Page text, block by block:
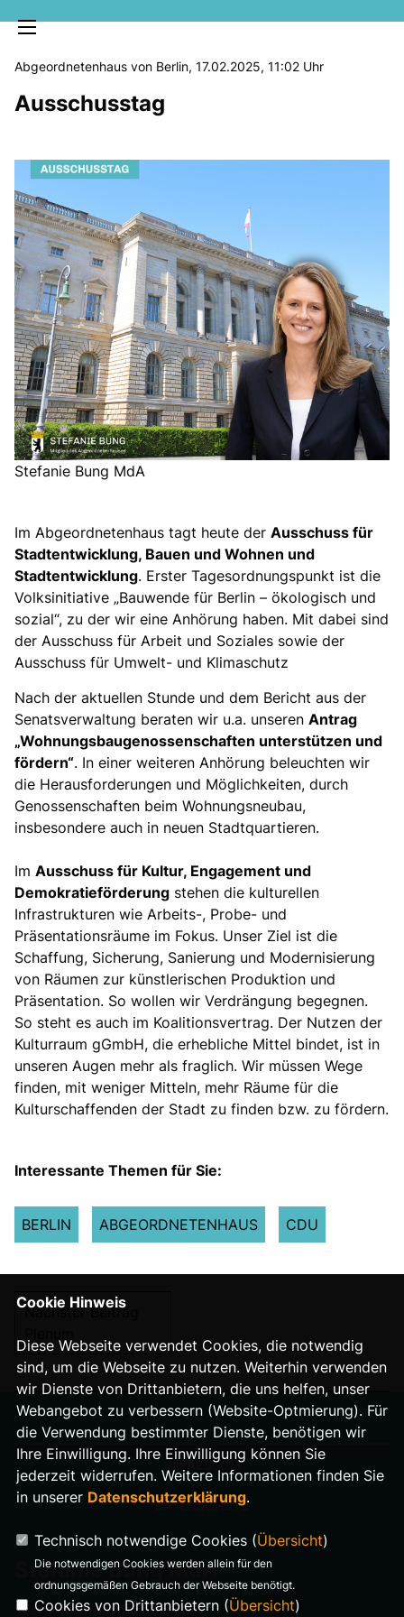
MELDUNGEN
SOZIALE MEDIEN
KLARTEXT
Abgeordnetenhaus von Berlin, 17.02.2025, 11:02 Uhr
Ausschusstag
Im Abgeordnetenhaus tagt heute der Ausschuss für
Stadtentwicklung, Bauen und Wohnen und
Stadtentwicklung. Erster Tagesordnungspunkt ist die
Volksinitiative „Bauwende für Berlin – ökologisch und
sozial“, zu der wir eine Anhörung haben. Mit dabei sind
der Ausschuss für Arbeit und Soziales sowie der
Ausschuss für Umwelt- und Klimaschutz
Nach der aktuellen Stunde und dem Bericht aus der
Senatsverwaltung beraten wir u.a. unseren Antrag
Wohnungsbaugenossenschaften unterstützen und
fördern“. In einer weiteren Anhörung beleuchten wir
die Herausforderungen und Möglichkeiten, durch
Genossenschaften beim Wohnungsneubau,
insbesondere auch in neuen Stadtquartieren.
Im Ausschuss für Kultur, Engagement und
Demokratieförderung stehen die kulturellen
Infrastrukturen wie Arbeits-, Probe- und
Präsentationsräume im Fokus. Unser Ziel ist die
Schaffung, Sicherung, Sanierung und Modernisierung
von Räumen zur künstlerischen Produktion und
Präsentation. So wollen wir Verdrängung begegnen.
So steht es auch im Koalitionsvertrag. Der Nutzen der
Kulturraum gGmbH, die erhebliche Mittel bindet, ist in
unseren Augen mehr als fraglich. Wir müssen Wege
finden, mit weniger Mitteln, mehr Räume für die
Kulturschaffenden der Stadt zu finden bzw. zu fördern.
Interessante Themen für Sie:
BERLIN ABGEORDNETENHAUS CDU
Nächster Beitrag
Stefanie Bung MdA
IMPRESSUM
DATENSCHUTZ
Stefanie Bung MdA
Warnemünder Straße 29
Cookie Hinweis
Diese Webseite verwendet Cookies, die notwendig
sind, um die Webseite zu nutzen. Weiterhin verwenden
wir Dienste von Drittanbietern, die uns helfen, unser
Webangebot zu verbessern (Website-Optmierung). Für
die Verwendung bestimmter Dienste, benötigen wir
Ihre Einwilligung. Ihre Einwilligung können Sie
jederzeit widerrufen. Weitere Informationen finden Sie
in unserer Datenschutzerklärung.
Technisch notwendige Cookies (Übersicht)
Die notwendigen Cookies werden allein für den
ordnungsgemäßen Gebrauch der Webseite benötigt.
Cookies von Drittanbietern (Übersicht)